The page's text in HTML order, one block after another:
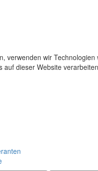
verwenden wir
dieser Website